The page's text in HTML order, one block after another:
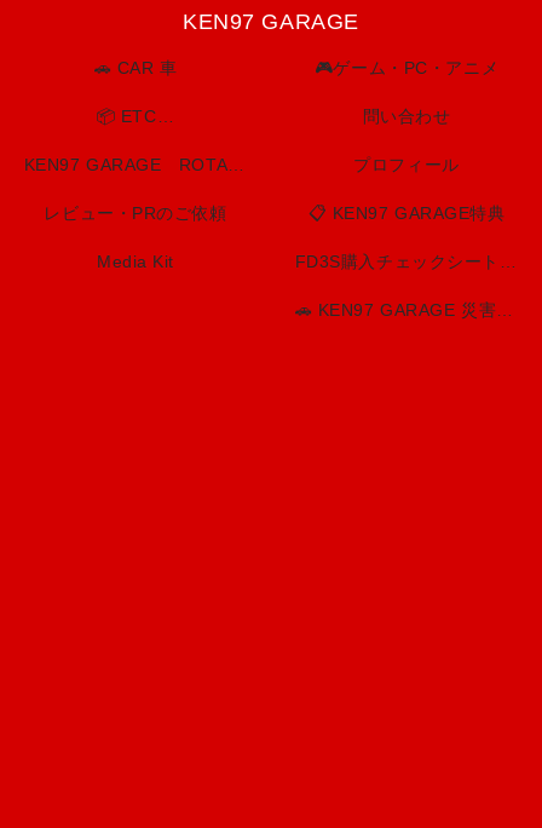
KEN97 GARAGE
🚗 CAR 車 🎮ゲーム・PC・アニメ
📦 ETC… 問い合わせ
プロフィール
レビュー・PRのご依頼 📋 KEN97 GARAGE特典
Media Kit